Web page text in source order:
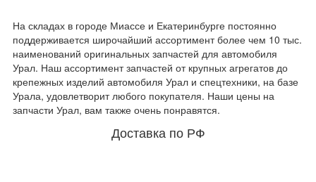
На складах в городе Миассе и Екатеринбурге постоянно
поддерживается широчайший ассортимент более чем 10 тыс.
наименований оригинальных запчастей для автомобиля
Урал. Наш ассортимент запчастей от крупных агрегатов до
крепежных изделий автомобиля Урал и спецтехники, на базе
Урала, удовлетворит любого покупателя. Наши цены на
запчасти Урал, вам также очень понравятся.
Доставка по РФ